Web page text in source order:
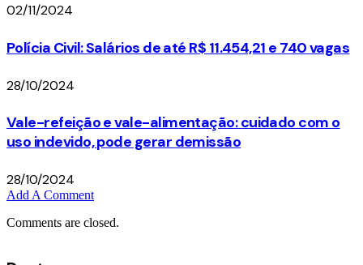
02/11/2024
Polícia Civil: Salários de até R$ 11.454,21 e 740 vagas
28/10/2024
Vale-refeição e vale-alimentação: cuidado com o
uso indevido, pode gerar demissão
28/10/2024
Add A Comment
Comments are closed.